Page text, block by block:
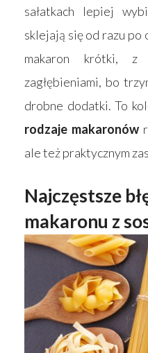
sałatkach lepiej
sklejają się od razu po
makaron krótki, z
zagłębieniami, bo
drobne dodatki. To
rodzaje makaronów
ale też praktycznym
Najczęstsze
makaronu z